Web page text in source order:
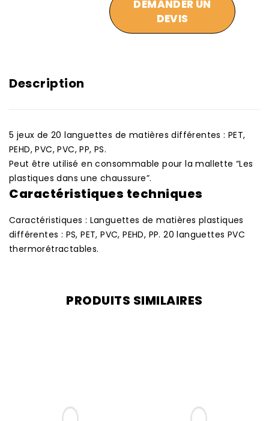
DEMANDER UN
DEVIS
Description
5 jeux de 20 languettes de matières différentes : PET,
PEHD, PVC, PVC, PP, PS.
Peut être utilisé en consommable pour la mallette “Les
plastiques dans une chaussure”.
Caractéristiques techniques
Caractéristiques : Languettes de matières plastiques
différentes : PS, PET, PVC, PEHD, PP. 20 languettes PVC
thermorétractables.
PRODUITS SIMILAIRES